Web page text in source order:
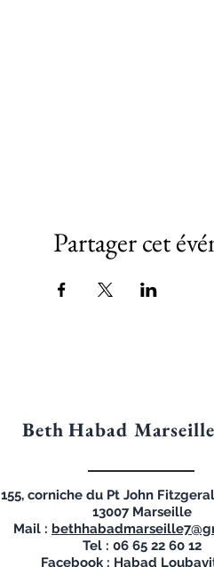
Partager cet
Beth Habad
155, corniche du Pt John
13007 Marseille
Mail :
Tel : 06 65 22 60 12
Facebook : Habad